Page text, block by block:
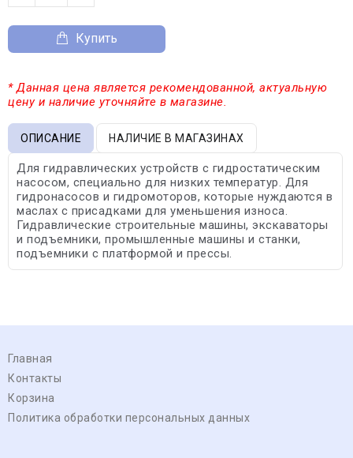
Купить
* Данная цена является рекомендованной, актуальную
цену и наличие уточняйте в магазине.
ОПИСАНИЕ НАЛИЧИЕ В МАГАЗИНАХ
Для гидравлических устройств с гидростатическим
насосом, специально для низких температур. Для
гидронасосов и гидромоторов, которые нуждаются в
маслах с присадками для уменьшения износа.
Гидравлические строительные машины, экскаваторы
и подъемники, промышленные машины и станки,
подъемники с платформой и прессы.
Главная
Контакты
Корзина
Политика обработки персональных данных